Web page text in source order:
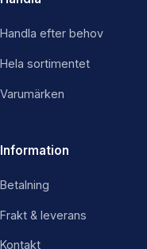
Handla efter behov
Hela sortimentet
Varumärken
Information
Betalning
Frakt & leverans
Kontakt